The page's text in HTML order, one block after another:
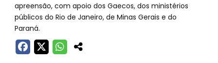
apreensão, com apoio dos Gaecos, dos ministérios
públicos do Rio de Janeiro, de Minas Gerais e do
Paraná.